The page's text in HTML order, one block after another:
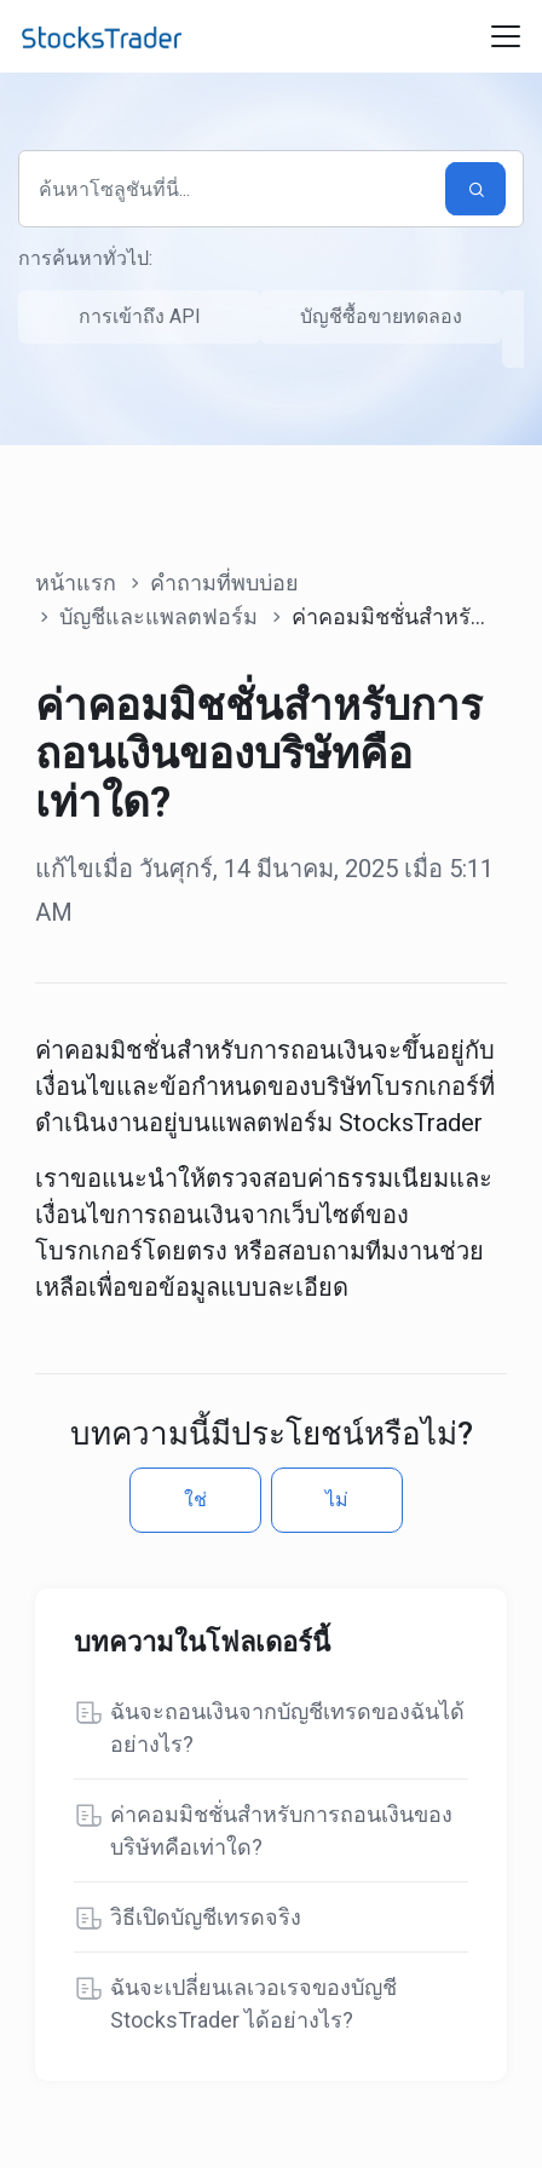
การค้นหาทั่วไป:
การเข้าถึง API บัญชีซื้อขายทดลอง
หน้าแรก
คำถามที่พบบ่อย
บัญชีและแพลตฟอร์ม
ค่าคอมมิชชั่นสำหรับการถอนเงินของบริษัทคือเท่าใด?
ค่าคอมมิชชั่นสำหรับการ
ถอนเงินของบริษัทคือ
เท่าใด?
แก้ไขเมื่อ วันศุกร์, 14 มีนาคม, 2025 เมื่อ 5:11
AM
ค่าคอมมิชชั่นสำหรับการถอนเงินจะขึ้นอยู่กับ
เงื่อนไขและข้อกำหนดของบริษัทโบรกเกอร์ที่
ดำเนินงานอยู่บนแพลตฟอร์ม StocksTrader
เราขอแนะนำให้ตรวจสอบค่าธรรมเนียมและ
เงื่อนไขการถอนเงินจากเว็บไซต์ของ
โบรกเกอร์โดยตรง หรือสอบถามทีมงานช่วย
เหลือเพื่อขอข้อมูลแบบละเอียด
บทความนี้มีประโยชน์หรือไม่?
ไม่
ใช่
บทความในโฟลเดอร์นี้
ฉันจะถอนเงินจากบัญชีเทรดของฉันได้
อย่างไร?
ค่าคอมมิชชั่นสำหรับการถอนเงินของ
บริษัทคือเท่าใด?
วิธีเปิดบัญชีเทรดจริง
ฉันจะเปลี่ยนเลเวอเรจของบัญชี
StocksTrader ได้อย่างไร?